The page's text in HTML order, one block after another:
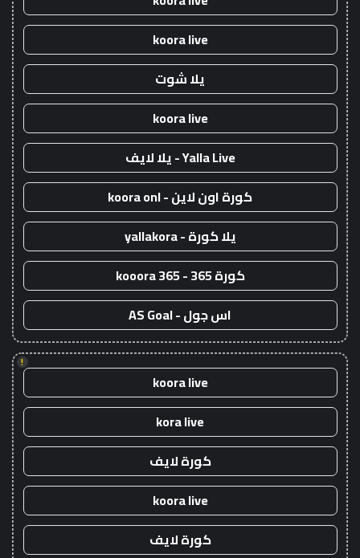
koora live
يلا شوت
koora live
Yalla Live - يلا لايف
كورة اون لاين - koora onl
يلا كورة - yallakora
كورة 365 - kooora 365
اس جول - AS Goal
!
koora live
kora live
كورة لايف
koora live
كورة لايف